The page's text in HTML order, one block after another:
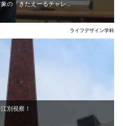
の「きたえーるチャレ...
ライフデザイン学科
別視察！